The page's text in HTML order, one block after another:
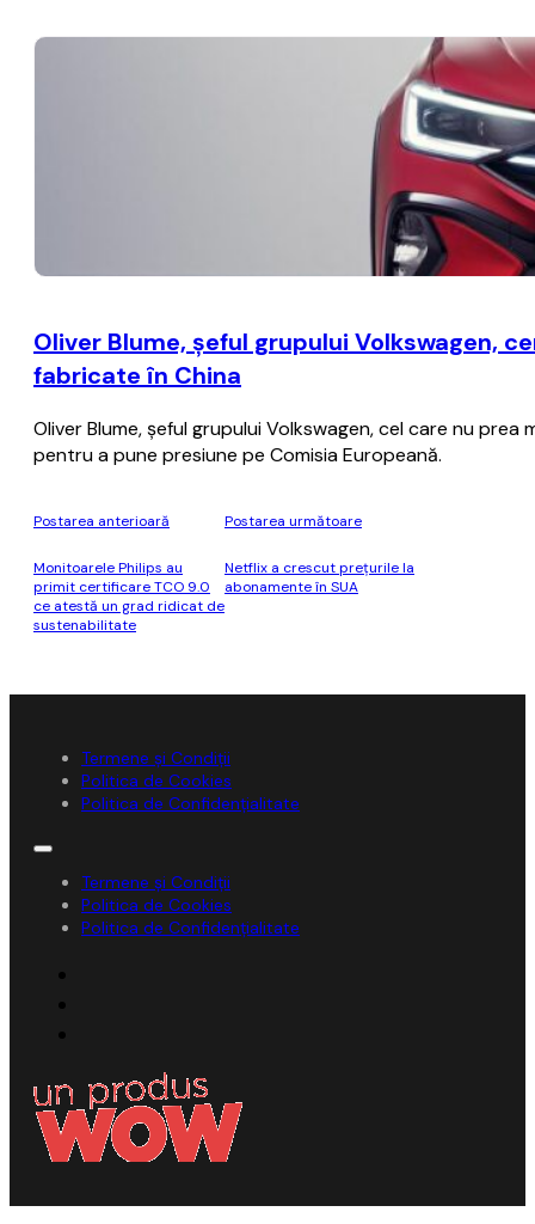
Oliver Blume, şeful grupului Volkswagen,
fabricate în China
Oliver Blume, şeful grupului Volkswagen, cel care nu
pentru a pune presiune pe Comisia Europeană.
Postarea anterioară
Monitoarele Philips au
primit certificare TCO 9.0
ce atestă un grad ridicat de
sustenabilitate
Postarea următoare
Netflix a crescut prețurile la
abonamente în SUA
Termene și Condiții
Politica de Cookies
Politica de Confidențialitate
Termene și Condiții
Politica de Cookies
Politica de Confidențialitate